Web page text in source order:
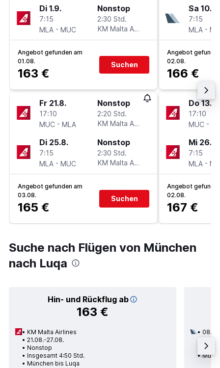
Di 1.9.
7:15
MLA - MUC
Nonstop
2:30 Std.
KM Malta Airlines
Angebot gefunden am
01.08.
163 €
Suchen
Fr 21.8.
17:10
MUC - MLA
Nonstop
2:20 Std.
KM Malta Airlines
Di 25.8.
7:15
MLA - MUC
Nonstop
2:30 Std.
KM Malta Airlines
Angebot gefunden am
03.08.
165 €
Suchen
Sa
7:15
MLA -
Angebot
02.08.
166 €
Do 13.8.
17:10
MUC -
Mi 26.8.
7:15
MLA -
Angebot
02.08.
167 €
Suche nach Flügen von München
nach Luqa
Hin- und Rückflug ab
163 €
KM Malta Airlines
21.08.-27.08.
Nonstop
Insgesamt 4:50 Std.
München bis Luqa